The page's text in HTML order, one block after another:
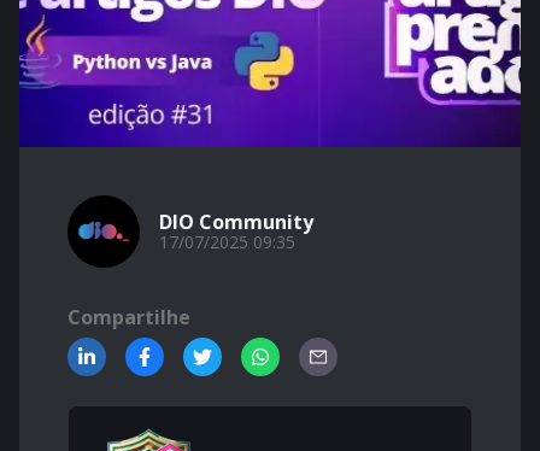
DIO Community
17/07/2025 09:35
Compartilhe